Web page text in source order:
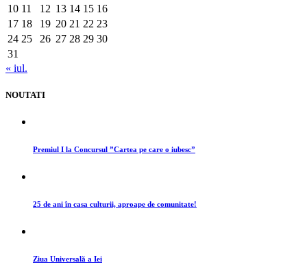
10 11 12 13 14 15 16
17 18 19 20 21 22 23
24 25 26 27 28 29 30
31
« iul.
NOUTATI
Premiul I la Concursul ”Cartea pe care o iubesc”
25 de ani în casa culturii, aproape de comunitate!
Ziua Universală a Iei